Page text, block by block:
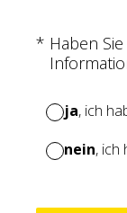
* Haben
ja, ich
nein, ich